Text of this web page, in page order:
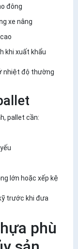
đông
xe nâng
khi xuất khẩu
nhiệt độ thường
pallet cần:
lớn hoặc xếp kệ
trước khi đưa
phù